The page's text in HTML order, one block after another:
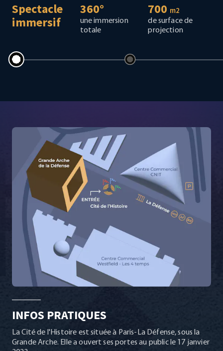
Spectacle
immersif
360°
une immersion
totale
700 m2
de surface de
projection
Voir la date Voir la date
INFOS PRATIQUES
La Cité de l'Histoire est située à Paris-La Défense, sous la
Grande Arche. Elle a ouvert ses portes au public le 17 janvier